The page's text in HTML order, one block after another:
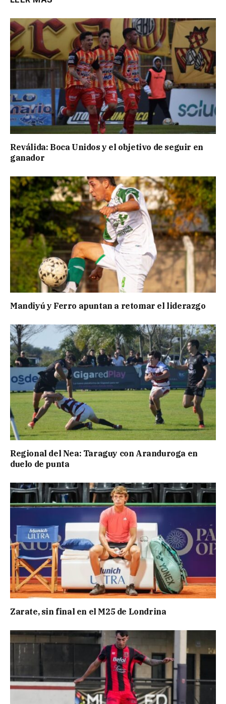
Reválida: Boca Unidos y el objetivo de seguir en
ganador
Mandiyú y Ferro apuntan a retomar el liderazgo
Regional del Nea: Taraguy con Aranduroga en
duelo de punta
Zarate, sin final en el M25 de Londrina